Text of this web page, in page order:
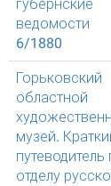
губернские
ведомости
6/1880
Горьковский
областной
музей.
путеводитель
отделу